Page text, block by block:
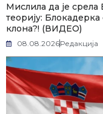
Мислила да је
теорију:
клона?! (ВИДЕО)
08.08.2026Редакција